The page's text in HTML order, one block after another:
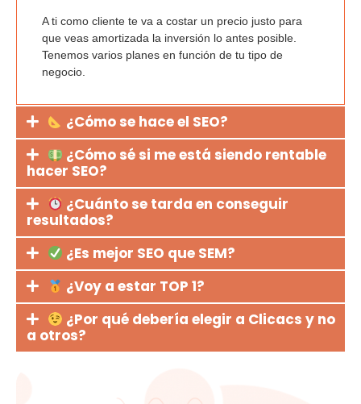
A ti como cliente te va a costar un precio justo para
que veas amortizada la inversión lo antes posible.
Tenemos varios planes en función de tu tipo de
negocio.
¿Cómo se hace el SEO?
¿Cómo sé si me está siendo rentable
hacer SEO?
¿Cuánto se tarda en conseguir
resultados?
¿Es mejor SEO que SEM?
¿Voy a estar TOP 1?
¿Por qué debería elegir a Clicacs y no
a otros?